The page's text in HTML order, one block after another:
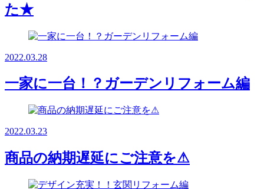
た★
2022.03.28
一家に一台！？ガーデンリフォーム編
2022.03.23
商品の納期遅延にご注意を⚠